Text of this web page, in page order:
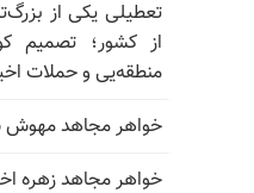
تعطیلی یکی از
از کشور؛ تصمیم
منطقه‌یی و حملات
خواهر مجاهد
خواهر مجاهد زهره